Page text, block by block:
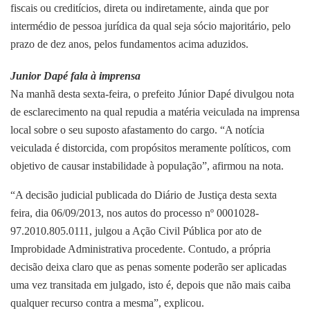
fiscais ou creditícios, direta ou indiretamente, ainda que por
intermédio de pessoa jurídica da qual seja sócio majoritário, pelo
prazo de dez anos, pelos fundamentos acima aduzidos.
Junior Dapé fala à imprensa
Na manhã desta sexta-feira, o prefeito Júnior Dapé divulgou nota
de esclarecimento na qual repudia a matéria veiculada na imprensa
local sobre o seu suposto afastamento do cargo. “A notícia
veiculada é distorcida, com propósitos meramente políticos, com
objetivo de causar instabilidade à população”, afirmou na nota.
“A decisão judicial publicada do Diário de Justiça desta sexta
feira, dia 06/09/2013, nos autos do processo nº 0001028-
97.2010.805.0111, julgou a Ação Civil Pública por ato de
Improbidade Administrativa procedente. Contudo, a própria
decisão deixa claro que as penas somente poderão ser aplicadas
uma vez transitada em julgado, isto é, depois que não mais caiba
qualquer recurso contra a mesma”, explicou.